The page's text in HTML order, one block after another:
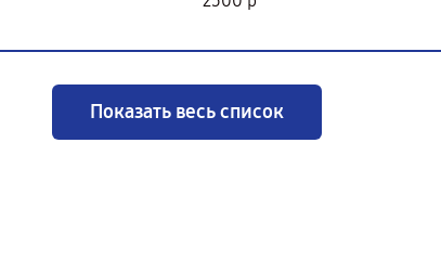
Показать весь список